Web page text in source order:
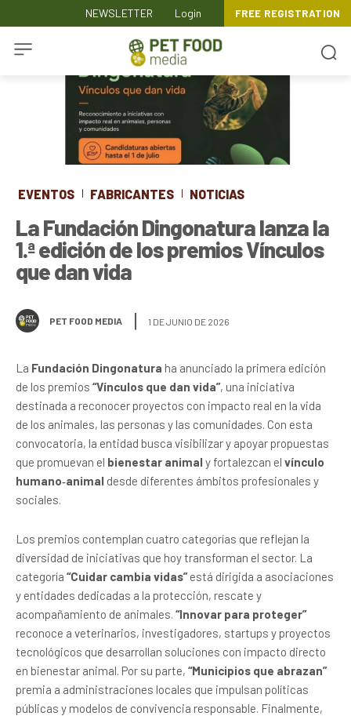
NEWSLETTER Login FREE REGISTRATION
EVENTOS FABRICANTES NOTICIAS
La Fundación Dingonatura lanza la
1.ª edición de los premios Vínculos
que dan vida
PET FOOD MEDIA 1 DE JUNIO DE 2026
La Fundación Dingonatura ha anunciado la primera edición
de los premios “Vínculos que dan vida”, una iniciativa
destinada a reconocer proyectos con impacto real en la vida
de los animales, las personas y las comunidades. Con esta
convocatoria, la entidad busca visibilizar y apoyar propuestas
que promuevan el bienestar animal y fortalezcan el vínculo
humano‑animal desde diferentes ámbitos profesionales y
sociales.
Los premios contemplan cuatro categorías que reflejan la
diversidad de iniciativas que hoy transforman el sector. La
categoría “Cuidar cambia vidas”está dirigida a asociaciones
y entidades dedicadas a la protección, rescate y
acompañamiento de animales. “Innovar para proteger”
reconoce a veterinarios, investigadores, startups y proyectos
tecnológicos que desarrollan soluciones con impacto directo
en bienestar animal. Por su parte, “Municipios que abrazan”
premia a administraciones locales que impulsan políticas
públicas y modelos de convivencia responsable. Finalmente,